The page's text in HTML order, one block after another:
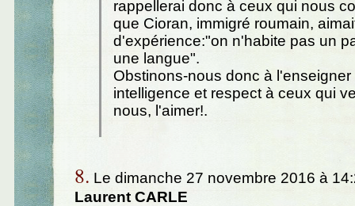
rappellerai donc à ceux qui nous
que Cioran, immigré roumain,
d'expérience:"on n'habite pas un
une langue".
Obstinons-nous donc à l'enseigner
intelligence et respect à ceux qui
nous, l'aimer!.
8. Le dimanche 27 novembre 2016 à
Laurent CARLE